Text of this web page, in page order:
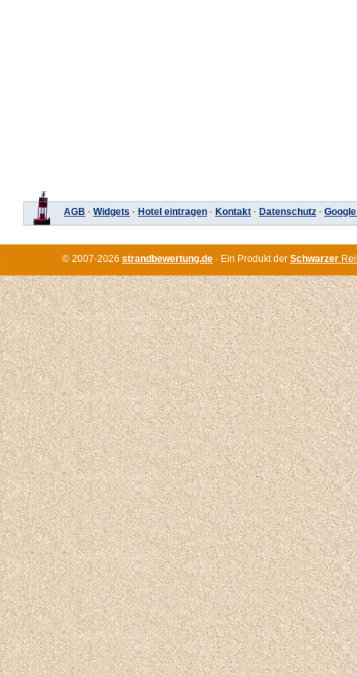
AGB · Widgets · Hotel eintragen · Kontakt · Datenschutz ·
© 2007-2026 strandbewertung.de · Ein Produkt der Schwarzer